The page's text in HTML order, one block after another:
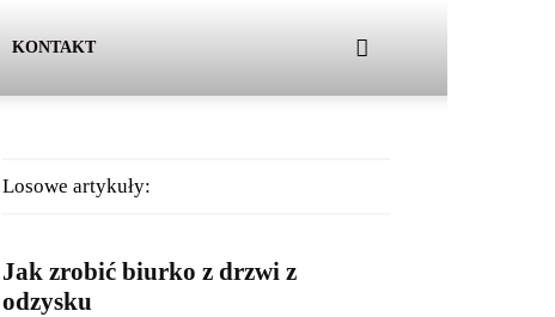
KONTAKT
Losowe artykuły:
Jak zrobić biurko z drzwi z
odzysku